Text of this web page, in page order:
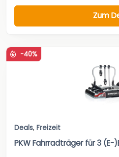
Zum
-40%
Deals, Freizeit
PKW Fahrradträger für 3 (E-